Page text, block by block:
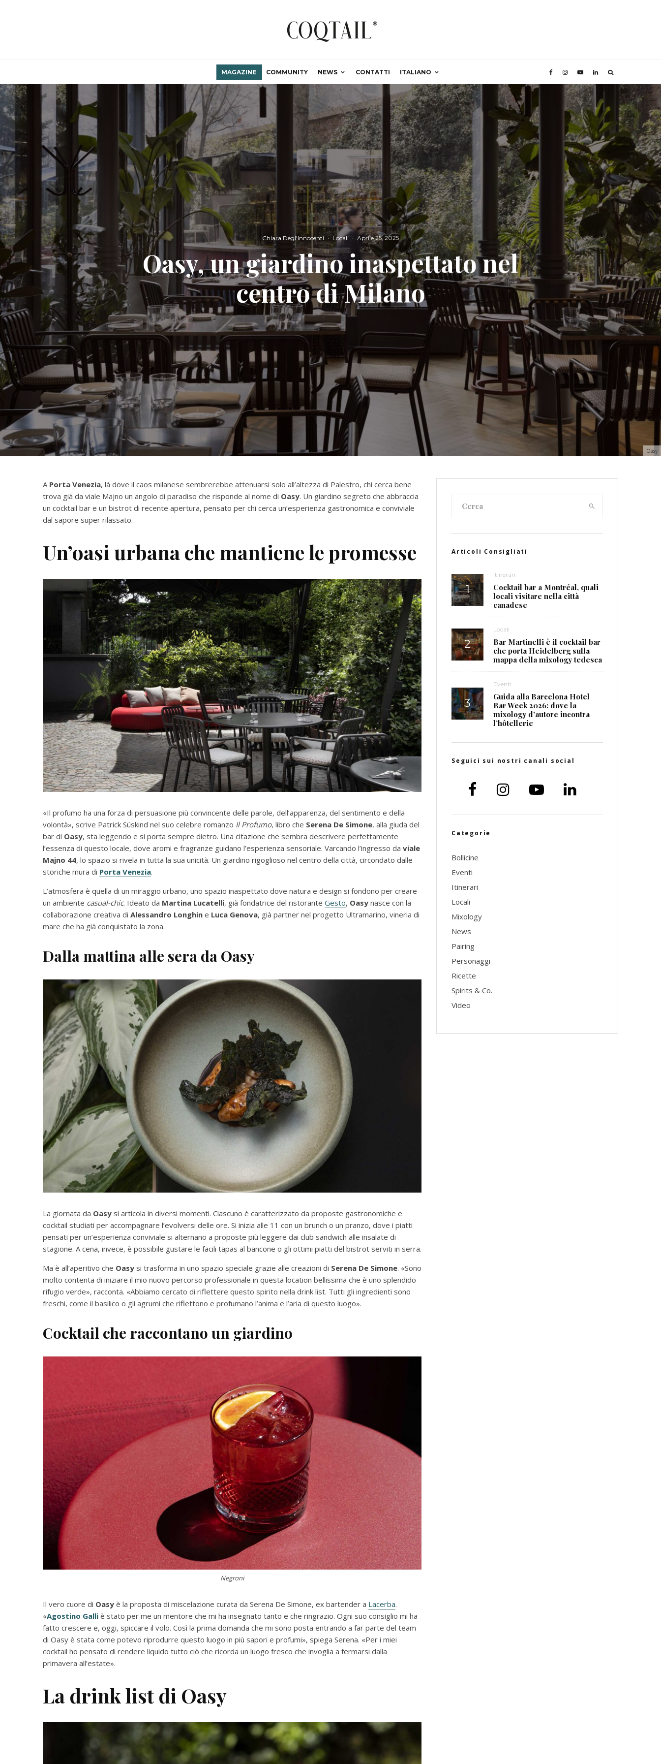
MAGAZINE COMMUNITY NEWS CONTATTI ITALIANO
Oasy
Chiara Degl'Innocenti · Locali · Aprile 25, 2025
Oasy, un giardino inaspettato nel
centro di Milano
A Porta Venezia, là dove il caos milanese sembrerebbe attenuarsi solo all’altezza di Palestro, chi cerca bene
trova già da viale Majno un angolo di paradiso che risponde al nome di Oasy. Un giardino segreto che abbraccia
un cocktail bar e un bistrot di recente apertura, pensato per chi cerca un’esperienza gastronomica e conviviale
dal sapore super rilassato.
Un’oasi urbana che mantiene le promesse
«Il profumo ha una forza di persuasione più convincente delle parole, dell’apparenza, del sentimento e della
volontà», scrive Patrick Süskind nel suo celebre romanzo Il Profumo, libro che Serena De Simone, alla giuda del
bar di Oasy, sta leggendo e si porta sempre dietro. Una citazione che sembra descrivere perfettamente
l’essenza di questo locale, dove aromi e fragranze guidano l’esperienza sensoriale. Varcando l’ingresso da viale
Majno 44, lo spazio si rivela in tutta la sua unicità. Un giardino rigoglioso nel centro della città, circondato dalle
storiche mura di Porta Venezia.
L’atmosfera è quella di un miraggio urbano, uno spazio inaspettato dove natura e design si fondono per creare
un ambiente casual-chic. Ideato da Martina Lucatelli, già fondatrice del ristorante Gesto, Oasy nasce con la
collaborazione creativa di Alessandro Longhin e Luca Genova, già partner nel progetto Ultramarino, vineria di
mare che ha già conquistato la zona.
Dalla mattina alle sera da Oasy
La giornata da Oasy si articola in diversi momenti. Ciascuno è caratterizzato da proposte gastronomiche e
cocktail studiati per accompagnare l’evolversi delle ore. Si inizia alle 11 con un brunch o un pranzo, dove i piatti
pensati per un’esperienza conviviale si alternano a proposte più leggere dai club sandwich alle insalate di
stagione. A cena, invece, è possibile gustare le facili tapas al bancone o gli ottimi piatti del bistrot serviti in serra.
Ma è all’aperitivo che Oasy si trasforma in uno spazio speciale grazie alle creazioni di Serena De Simone. «Sono
molto contenta di iniziare il mio nuovo percorso professionale in questa location bellissima che è uno splendido
rifugio verde», racconta. «Abbiamo cercato di riflettere questo spirito nella drink list. Tutti gli ingredienti sono
freschi, come il basilico o gli agrumi che riflettono e profumano l’anima e l’aria di questo luogo».
Cocktail che raccontano un giardino
Negroni
Il vero cuore di Oasy è la proposta di miscelazione curata da Serena De Simone, ex bartender a Lacerba.
«Agostino Galli è stato per me un mentore che mi ha insegnato tanto e che ringrazio. Ogni suo consiglio mi ha
fatto crescere e, oggi, spiccare il volo. Così la prima domanda che mi sono posta entrando a far parte del team
di Oasy è stata come potevo riprodurre questo luogo in più sapori e profumi», spiega Serena. «Per i miei
cocktail ho pensato di rendere liquido tutto ciò che ricorda un luogo fresco che invoglia a fermarsi dalla
primavera all’estate».
La drink list di Oasy
Articoli Consigliati
Itinerari
Cocktail bar a Montréal, quali
locali visitare nella città
canadese
Locali
Bar Martinelli è il cocktail bar
che porta Heidelberg sulla
mappa della mixology tedesca
Eventi
Guida alla Barcelona Hotel
Bar Week 2026: dove la
mixology d’autore incontra
l’hôtellerie
Seguici sui nostri canali social
Categorie
Bollicine
Eventi
Itinerari
Locali
Mixology
News
Pairing
Personaggi
Ricette
Spirits & Co.
Video